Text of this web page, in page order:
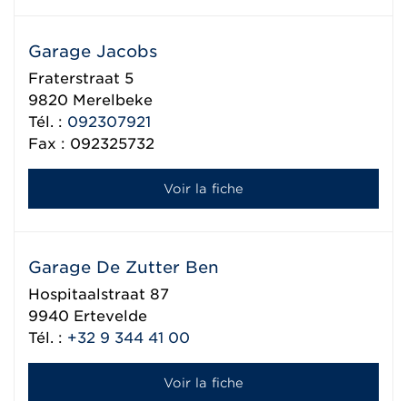
Garage Jacobs
Fraterstraat 5
9820 Merelbeke
Tél. : 092307921
Fax : 092325732
Voir la fiche
Garage De Zutter Ben
Hospitaalstraat 87
9940 Ertevelde
Tél. : +32 9 344 41 00
Voir la fiche